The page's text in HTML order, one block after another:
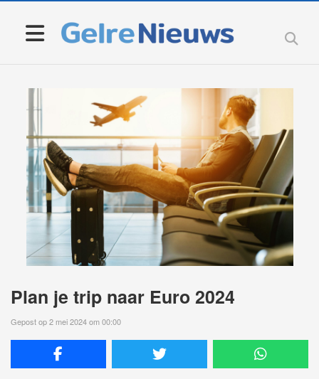
Plan je trip naar Euro 2024
Gepost op 2 mei 2024 om 00:00